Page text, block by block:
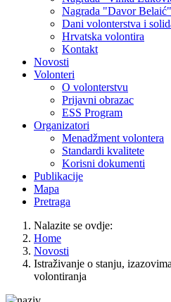
Nagrada "Davor Belaić"
Dani volonterstva i
Hrvatska volontira
Kontakt
Novosti
Volonteri
O volonterstvu
Prijavni obrazac
ESS Program
Organizatori
Menadžment volontera
Standardi kvalitete
Korisni dokumenti
Publikacije
Mapa
Pretraga
Nalazite se ovdje:
Home
Novosti
Istraživanje o stanju,
volontiranja